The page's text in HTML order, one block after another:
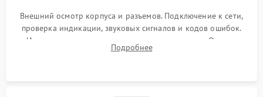
Внешний осмотр корпуса и разъемов. Подключение к сети,
проверка индикации, звуковых сигналов и кодов ошибок.
Измерение входного и выходного напряжения. Оценка
реакции ИБП на отключение основного питания без
Подробнее